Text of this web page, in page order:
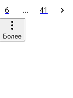
6 … 41
Более